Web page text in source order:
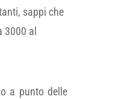
sappi che
3000 al
a punto delle